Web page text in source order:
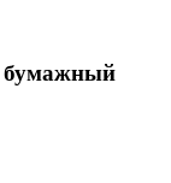
бумажный